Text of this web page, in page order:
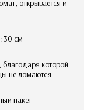
30 см
не ломаются
пакет